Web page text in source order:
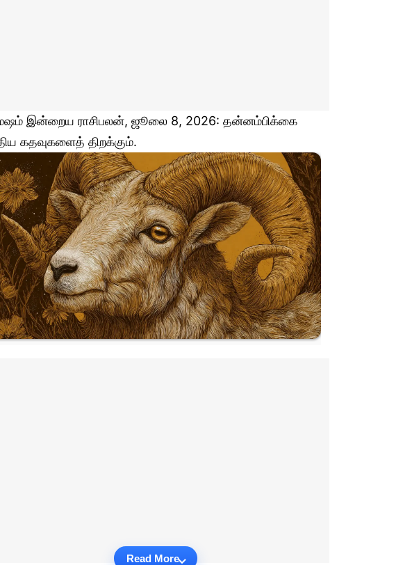
இன்றைய ராசிபலன், ஜூலை 8, 2026: தன்னம்பிக்கை
கதவுகளைத் திறக்கும்.
Read More